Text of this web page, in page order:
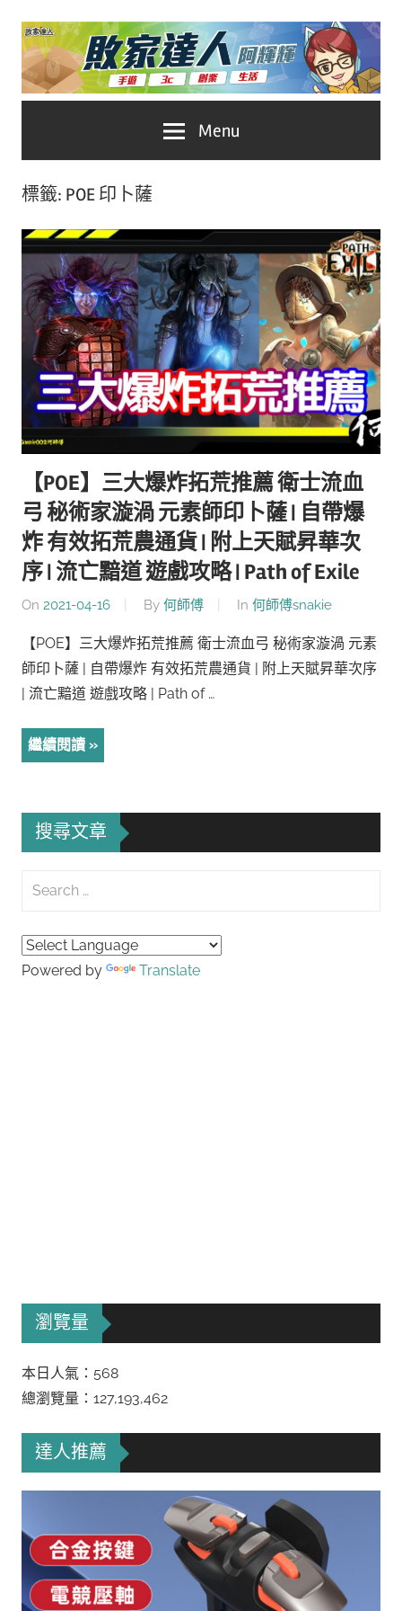
Skip
content
家
人
推
薦
No.1
遊
戲
科
技
自
媒
體。
Menu
標籤: POE 印卜薩
【POE】三大爆炸拓荒推薦 衛士流血
弓 秘術家漩渦 元素師印卜薩 | 自帶爆
炸 有效拓荒農通貨 | 附上天賦昇華次
序 | 流亡黯道 遊戲攻略 | Path of Exile
On 2021-04-16 By 何師傅 In 何師傅snakie
【POE】三大爆炸拓荒推薦 衛士流血弓 秘術家漩渦 元素
師印卜薩 | 自帶爆炸 有效拓荒農通貨 | 附上天賦昇華次序
| 流亡黯道 遊戲攻略 | Path of …
繼續閱讀
搜尋文章
Search
Powered by Translate
瀏覽量
本日人氣：568
總瀏覽量：127,193,462
達人推薦